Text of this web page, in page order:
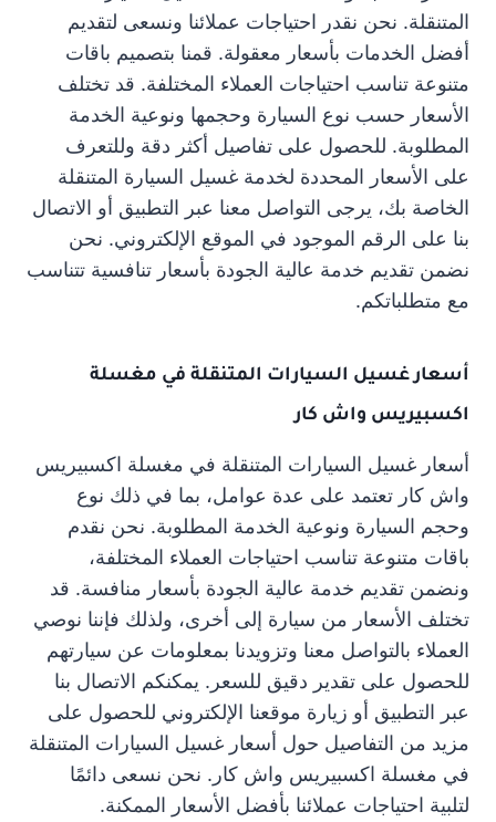
المتنقلة. نحن نقدر احتياجات عملائنا ونسعى لتقديم
أفضل الخدمات بأسعار معقولة. قمنا بتصميم باقات
متنوعة تناسب احتياجات العملاء المختلفة. قد تختلف
الأسعار حسب نوع السيارة وحجمها ونوعية الخدمة
المطلوبة. للحصول على تفاصيل أكثر دقة وللتعرف
على الأسعار المحددة لخدمة غسيل السيارة المتنقلة
الخاصة بك، يرجى التواصل معنا عبر التطبيق أو الاتصال
بنا على الرقم الموجود في الموقع الإلكتروني. نحن
نضمن تقديم خدمة عالية الجودة بأسعار تنافسية تتناسب
مع متطلباتكم.
أسعار غسيل السيارات المتنقلة في مغسلة
اكسبيريس واش كار
أسعار غسيل السيارات المتنقلة في مغسلة اكسبيريس
واش كار تعتمد على عدة عوامل، بما في ذلك نوع
وحجم السيارة ونوعية الخدمة المطلوبة. نحن نقدم
باقات متنوعة تناسب احتياجات العملاء المختلفة،
ونضمن تقديم خدمة عالية الجودة بأسعار منافسة. قد
تختلف الأسعار من سيارة إلى أخرى، ولذلك فإننا نوصي
العملاء بالتواصل معنا وتزويدنا بمعلومات عن سيارتهم
للحصول على تقدير دقيق للسعر. يمكنكم الاتصال بنا
عبر التطبيق أو زيارة موقعنا الإلكتروني للحصول على
مزيد من التفاصيل حول أسعار غسيل السيارات المتنقلة
في مغسلة اكسبيريس واش كار. نحن نسعى دائمًا
لتلبية احتياجات عملائنا بأفضل الأسعار الممكنة.